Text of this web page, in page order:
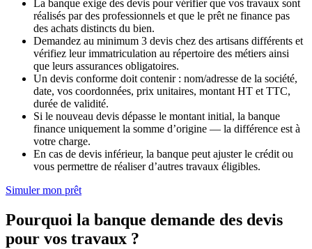
La banque exige des devis pour vérifier que vos travaux sont
réalisés par des professionnels et que le prêt ne finance pas
des achats distincts du bien.
Demandez au minimum 3 devis chez des artisans différents et
vérifiez leur immatriculation au répertoire des métiers ainsi
que leurs assurances obligatoires.
Un devis conforme doit contenir : nom/adresse de la société,
date, vos coordonnées, prix unitaires, montant HT et TTC,
durée de validité.
Si le nouveau devis dépasse le montant initial, la banque
finance uniquement la somme d’origine — la différence est à
votre charge.
En cas de devis inférieur, la banque peut ajuster le crédit ou
vous permettre de réaliser d’autres travaux éligibles.
Simuler mon prêt
Pourquoi la banque demande des devis
pour vos travaux ?